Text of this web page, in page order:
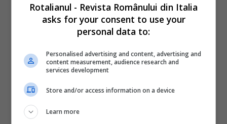
Rotalianul - Revista Românului din Italia
asks for your consent to use your
personal data to:
Personalised advertising and content, advertising and
content measurement, audience research and
services development
Store and/or access information on a device
Learn more